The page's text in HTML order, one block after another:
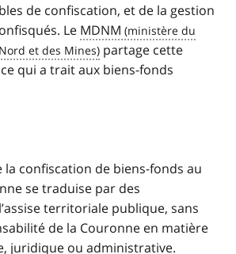
de confiscation, et de la gestion
Le MDNM
partage cette
qui a trait aux biens-fonds
la confiscation de biens-fonds au
se traduise par des
territoriale publique, sans
de la Couronne en matière
juridique ou administrative.